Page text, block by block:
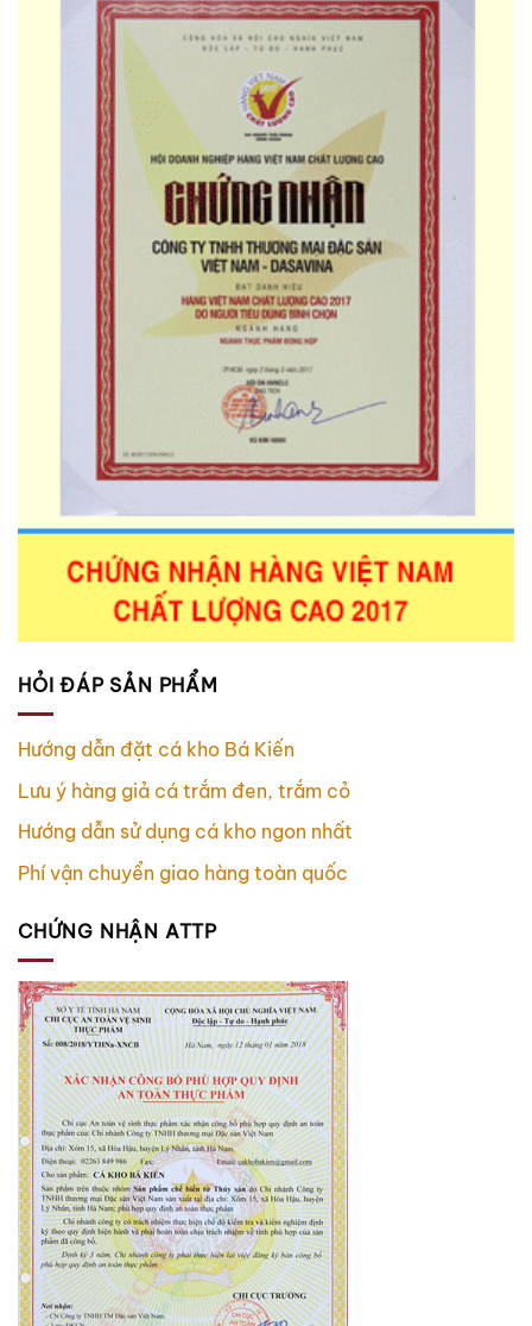
HỎI ĐÁP SẢN PHẨM
Hướng dẫn đặt cá kho Bá Kiến
Lưu ý hàng giả cá trắm đen, trắm cỏ
Hướng dẫn sử dụng cá kho ngon nhất
Phí vận chuyển giao hàng toàn quốc
CHỨNG NHẬN ATTP